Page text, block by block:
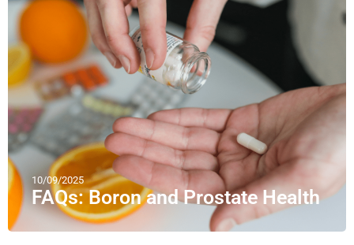
10/09/2025
FAQs: Boron and Prostate Health